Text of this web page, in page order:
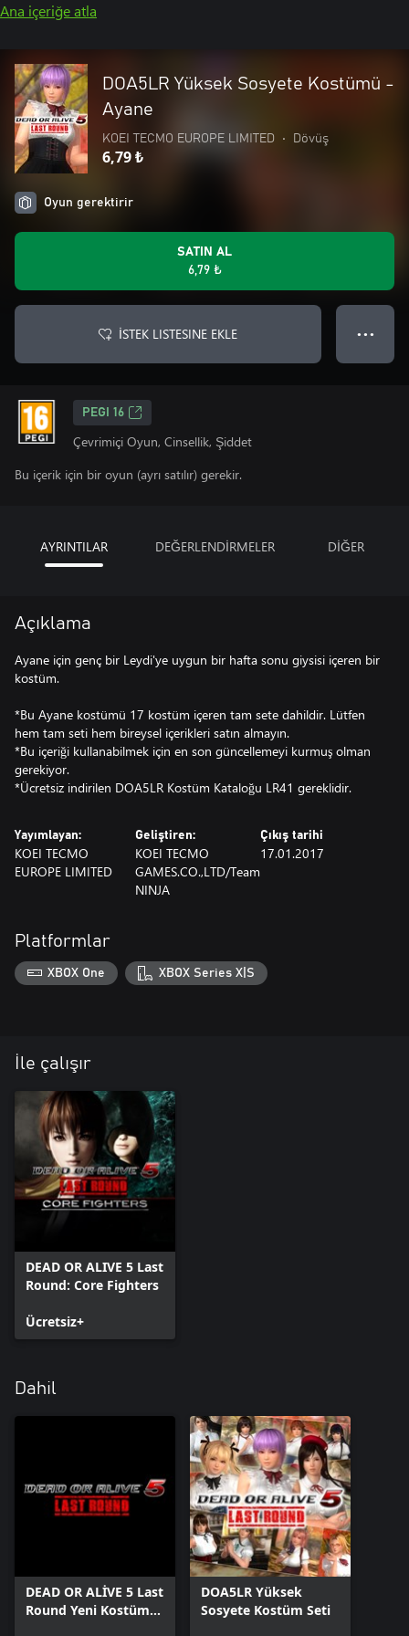
Ana içeriğe atla
DOA5LR Yüksek Sosyete Kostümü -
Ayane
KOEI TECMO EUROPE LIMITED • Dövüş
6,79 ₺
Oyun gerektirir
SATIN AL
6,79 ₺
İSTEK LISTESINE EKLE ● ● ●
PEGI 16
Çevrimiçi Oyun, Cinsellik, Şiddet
Bu içerik için bir oyun (ayrı satılır) gerekir.
AYRINTILAR DEĞERLENDİRMELER DİĞER
Açıklama
Ayane için genç bir Leydi'ye uygun bir hafta sonu giysisi içeren bir
kostüm.
*Bu Ayane kostümü 17 kostüm içeren tam sete dahildir. Lütfen
hem tam seti hem bireysel içerikleri satın almayın.
*Bu içeriği kullanabilmek için en son güncellemeyi kurmuş olman
gerekiyor.
*Ücretsiz indirilen DOA5LR Kostüm Kataloğu LR41 gereklidir.
Yayımlayan:
KOEI TECMO
EUROPE LIMITED
Geliştiren:
KOEI TECMO
GAMES.CO.,LTD/Team
NINJA
Çıkış tarihi
17.01.2017
Platformlar
XBOX One XBOX Series X|S
İle çalışır
DEAD OR ALIVE 5 Last
Round: Core Fighters
Ücretsiz+
Dahil
DEAD OR ALİVE 5 Last
Round Yeni Kostüm
DOA5LR Yüksek
Sosyete Kostüm Seti